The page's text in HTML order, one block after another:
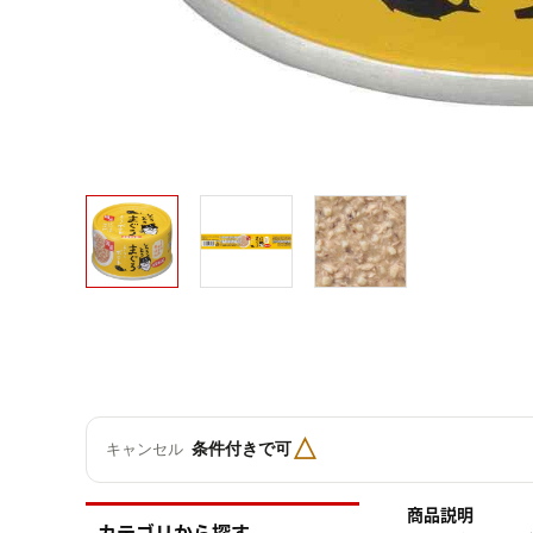
キャンセル 条件付きで可△
商品説明